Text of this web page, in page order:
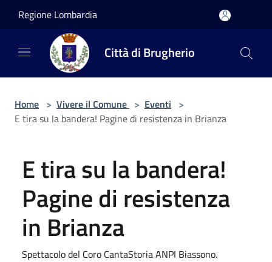
Regione Lombardia
Città di Brugherio
Home > Vivere il Comune > Eventi >
E tira su la bandera! Pagine di resistenza in Brianza
E tira su la bandera!
Pagine di resistenza
in Brianza
Spettacolo del Coro CantaStoria ANPI Biassono.